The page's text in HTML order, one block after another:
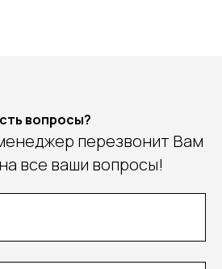
вопросы?
перезвонит Вам
все ваши вопросы!